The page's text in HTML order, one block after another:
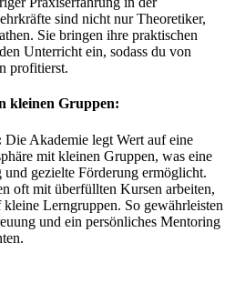
sind nicht nur Theoretiker,
Sie bringen ihre praktischen
Unterricht ein, sodass du von
profitierst.
kleinen Gruppen:
Die Akademie legt Wert auf eine
mit kleinen Gruppen, was eine
gezielte Förderung ermöglicht.
oft mit überfüllten Kursen arbeiten,
Lerngruppen. So gewährleisten
und ein persönliches Mentoring